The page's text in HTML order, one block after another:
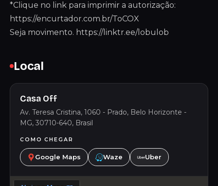
*Clique no link para imprimir a autorização:
https://encurtador.com.br/ToCOX
Seja movimento. https://linktr.ee/lobulob
Local
Casa Off
Av. Teresa Cristina, 1060 - Prado, Belo Horizonte -
MG, 30710-640, Brasil
COMO CHEGAR
Google Maps Waze Uber